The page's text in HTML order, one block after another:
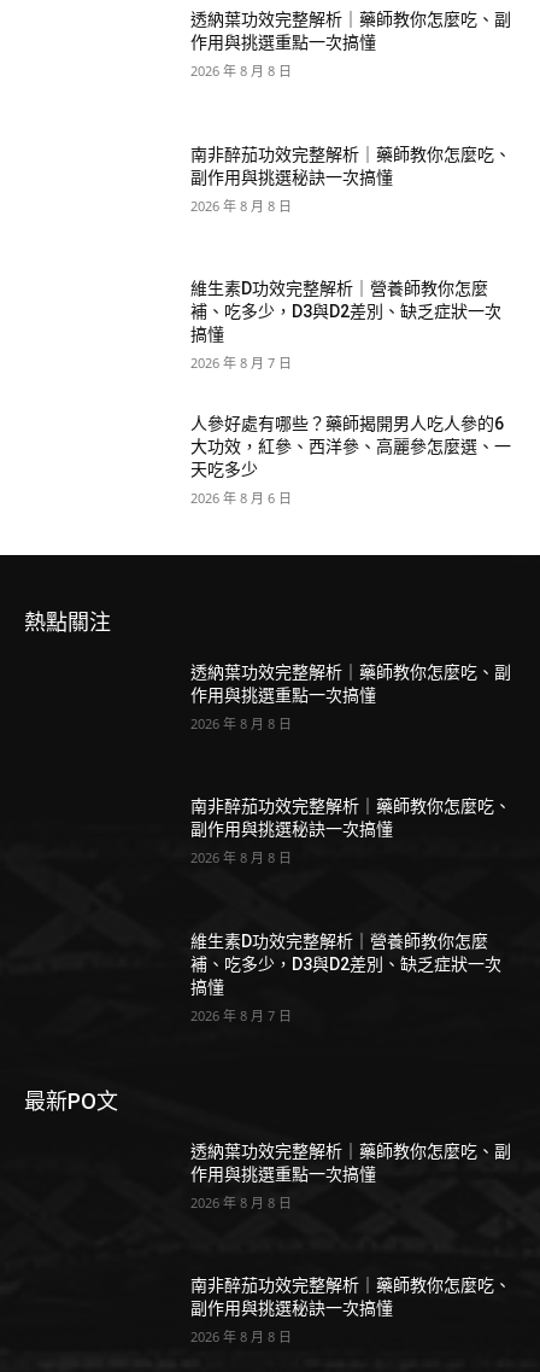
透納葉功效完整解析｜藥師教你怎麼吃、副
作用與挑選重點一次搞懂
2026 年 8 月 8 日
南非醉茄功效完整解析｜藥師教你怎麼吃、
副作用與挑選秘訣一次搞懂
2026 年 8 月 8 日
維生素D功效完整解析｜營養師教你怎麼
補、吃多少，D3與D2差別、缺乏症狀一次
搞懂
2026 年 8 月 7 日
人參好處有哪些？藥師揭開男人吃人參的6
大功效，紅參、西洋參、高麗參怎麼選、一
天吃多少
2026 年 8 月 6 日
熱點關注
透納葉功效完整解析｜藥師教你怎麼吃、副
作用與挑選重點一次搞懂
2026 年 8 月 8 日
南非醉茄功效完整解析｜藥師教你怎麼吃、
副作用與挑選秘訣一次搞懂
2026 年 8 月 8 日
維生素D功效完整解析｜營養師教你怎麼
補、吃多少，D3與D2差別、缺乏症狀一次
搞懂
2026 年 8 月 7 日
最新PO文
透納葉功效完整解析｜藥師教你怎麼吃、副
作用與挑選重點一次搞懂
2026 年 8 月 8 日
南非醉茄功效完整解析｜藥師教你怎麼吃、
副作用與挑選秘訣一次搞懂
2026 年 8 月 8 日